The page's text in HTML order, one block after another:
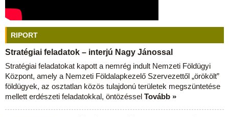
RIPORT
Stratégiai feladatok – interjú Nagy Jánossal
Stratégiai feladatokat kapott a nemrég indult Nemzeti Földügyi
Központ, amely a Nemzeti Földalapkezelő Szervezettől „örökölt”
földügyek, az osztatlan közös tulajdonú területek megszüntetése
mellett erdészeti feladatokkal, öntözéssel Tovább »